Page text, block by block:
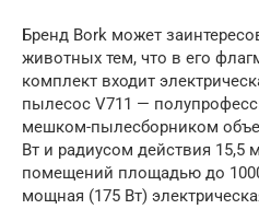
Бренд Bork может
животных тем, что в его
комплект входит
пылесос V711 —
мешком-пылесборником
Вт и радиусом действия 15,5
помещений площадью до
мощная (175 Вт)